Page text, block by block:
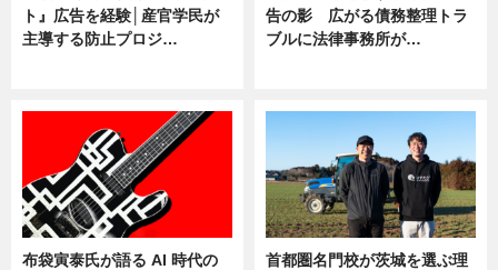
ト』広告を経験│産官学民が
主導する防止プロジ…
告の影 広がる債務整理トラ
ブルに法律事務所が…
布袋寅泰氏が語る AI 時代の
首都圏名門校が茨城を選ぶ理